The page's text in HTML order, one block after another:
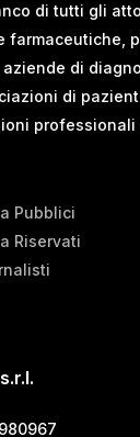
di tutti gli
farmaceutiche,
di
di
professionali
Pubblici
Riservati